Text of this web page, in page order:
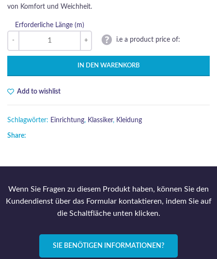
von Komfort und Weichheit.
Erforderliche Länge (m)
i.e a product price of:
IN DEN WARENKORB
Add to wishlist
Schlagwörter: Einrichtung, Klassiker, Kleidung
Share:
Wenn Sie Fragen zu diesem Produkt haben, können Sie den
Kundendienst über das Formular kontaktieren, indem Sie auf
die Schaltfläche unten klicken.
SIE BENÖTIGEN INFORMATIONEN?